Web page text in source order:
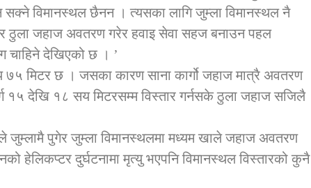
सक्ने विमानस्थल छैनन । त्यसका लागि जुम्ला विमानस्थल नै
ठुला जहाज अवतरण गरेर हवाइ सेवा सहज बनाउन पहल
चाहिने देखिएको छ । ’
७५ मिटर छ । जसका कारण साना कार्गो जहाज मात्रै अवतरण
१५ देखि १८ सय मिटरसम्म विस्तार गर्नसके ठुला जहाज सजिलै
जुम्लामै पुगेर जुम्ला विमानस्थलमा मध्यम खाले जहाज अवतरण
हेलिकप्टर दुर्घटनामा मृत्यु भएपनि विमानस्थल विस्तारको कुनै